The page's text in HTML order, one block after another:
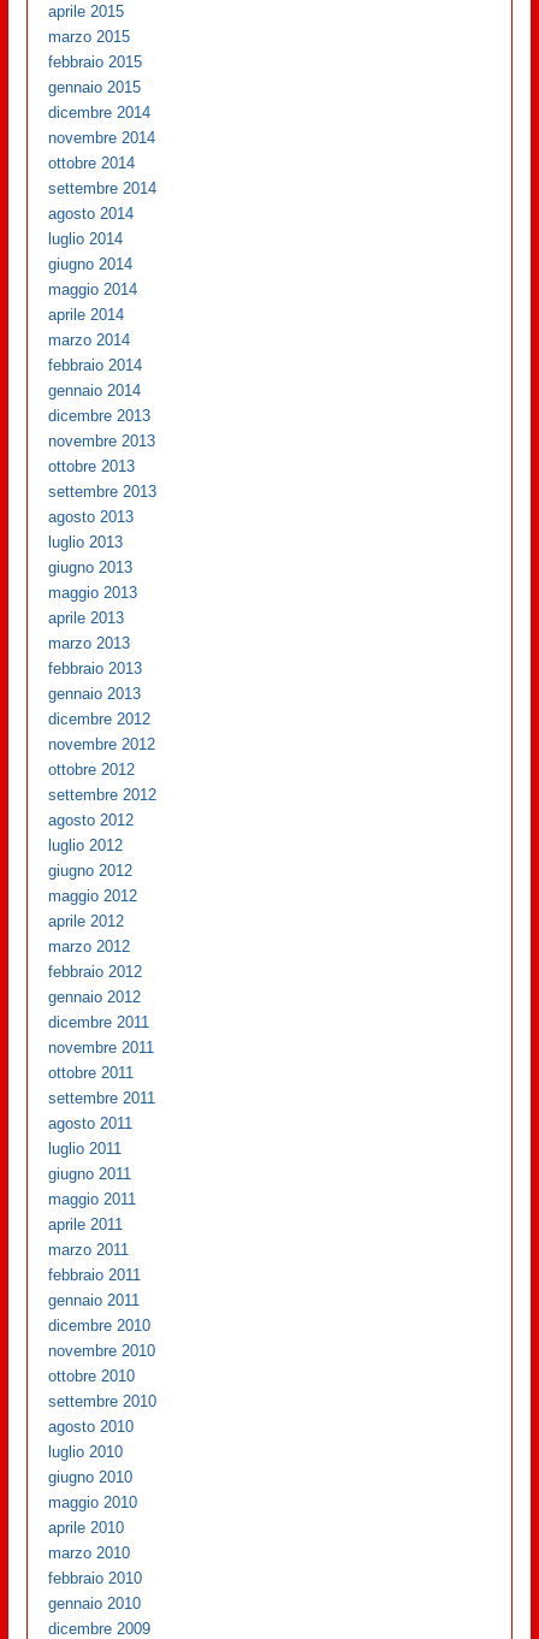
aprile 2015
marzo 2015
febbraio 2015
gennaio 2015
dicembre 2014
novembre 2014
ottobre 2014
settembre 2014
agosto 2014
luglio 2014
giugno 2014
maggio 2014
aprile 2014
marzo 2014
febbraio 2014
gennaio 2014
dicembre 2013
novembre 2013
ottobre 2013
settembre 2013
agosto 2013
luglio 2013
giugno 2013
maggio 2013
aprile 2013
marzo 2013
febbraio 2013
gennaio 2013
dicembre 2012
novembre 2012
ottobre 2012
settembre 2012
agosto 2012
luglio 2012
giugno 2012
maggio 2012
aprile 2012
marzo 2012
febbraio 2012
gennaio 2012
dicembre 2011
novembre 2011
ottobre 2011
settembre 2011
agosto 2011
luglio 2011
giugno 2011
maggio 2011
aprile 2011
marzo 2011
febbraio 2011
gennaio 2011
dicembre 2010
novembre 2010
ottobre 2010
settembre 2010
agosto 2010
luglio 2010
giugno 2010
maggio 2010
aprile 2010
marzo 2010
febbraio 2010
gennaio 2010
dicembre 2009